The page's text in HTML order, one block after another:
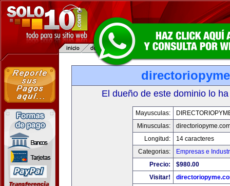
El dueño de este dominio lo
Mayusculas:
Minusculas:
Longitud:
14 caracteres
Categorias:
Empresas e
Precio:
$980.00
Visitar!